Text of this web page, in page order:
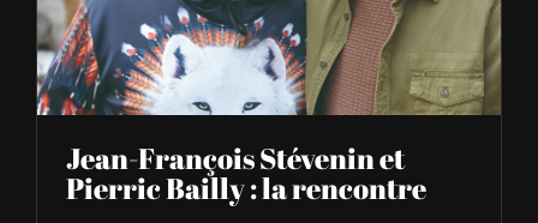
Jean-François Stévenin et
Pierric Bailly : la rencontre